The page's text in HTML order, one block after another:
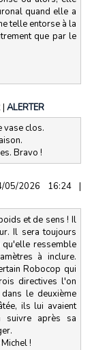
quand elle a
telle entorse à la
que par le
| ALERTER
vase clos.
Bravo !
05/2026 16:24 |
et de sens ! Il
Il sera toujours
ressemble
à inclure.
Robocop qui
directives l'on
le deuxième
ils lui avaient
suivre après sa
!